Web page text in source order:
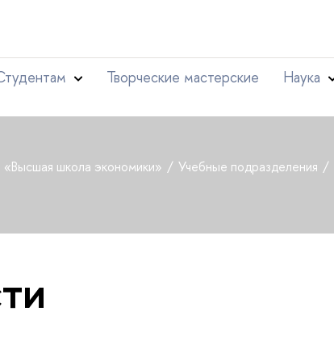
Творческие мастерские Наука
«Высшая школа экономики» Учебные подразделения